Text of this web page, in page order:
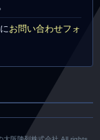
お問い合わせフォ